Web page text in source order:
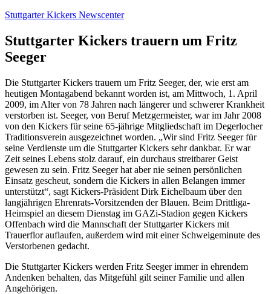
Zum
springen
Stuttgarter Kickers Newscenter
Stuttgarter Kickers trauern um Fritz
Seeger
Die Stuttgarter Kickers trauern um Fritz Seeger, der, wie erst am
heutigen Montagabend bekannt worden ist, am Mittwoch, 1. April
2009, im Alter von 78 Jahren nach längerer und schwerer Krankheit
verstorben ist. Seeger, von Beruf Metzgermeister, war im Jahr 2008
von den Kickers für seine 65-jährige Mitgliedschaft im Degerlocher
Traditionsverein ausgezeichnet worden. „Wir sind Fritz Seeger für
seine Verdienste um die Stuttgarter Kickers sehr dankbar. Er war
Zeit seines Lebens stolz darauf, ein durchaus streitbarer Geist
gewesen zu sein. Fritz Seeger hat aber nie seinen persönlichen
Einsatz gescheut, sondern die Kickers in allen Belangen immer
unterstützt“, sagt Kickers-Präsident Dirk Eichelbaum über den
langjährigen Ehrenrats-Vorsitzenden der Blauen. Beim Drittliga-
Heimspiel an diesem Dienstag im GAZi-Stadion gegen Kickers
Offenbach wird die Mannschaft der Stuttgarter Kickers mit
Trauerflor auflaufen, außerdem wird mit einer Schweigeminute des
Verstorbenen gedacht.
Die Stuttgarter Kickers werden Fritz Seeger immer in ehrendem
Andenken behalten, das Mitgefühl gilt seiner Familie und allen
Angehörigen.